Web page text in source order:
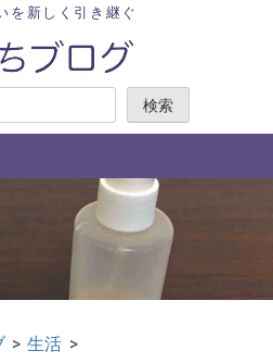
を新しく引き継ぐ
索
検索
> 生活 >